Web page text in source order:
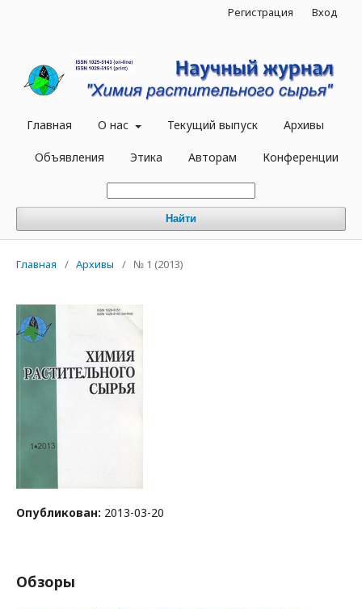
Главная О нас Текущий выпуск Архивы
Объявления Этика Авторам Конференции
Найти
Регистрация Вход
Главная / Архивы / № 1 (2013)
Опубликован: 2013-03-20
Обзоры